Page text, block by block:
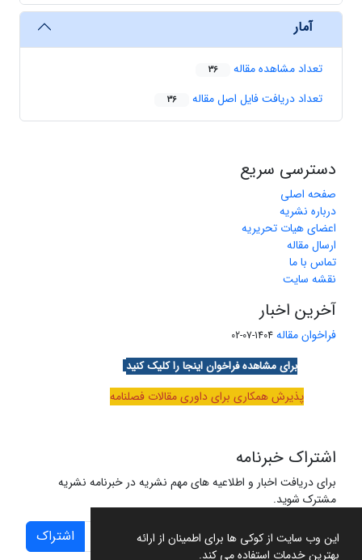
این وب سایت از کوکی ها برای اطمینان از ارائه
بهترین خدمات استفاده می کند.
آمار
تعداد مشاهده مقاله 36
تعداد دریافت فایل اصل مقاله 36
دسترسی سریع
صفحه اصلی
درباره نشریه
اعضای هیات تحریریه
ارسال مقاله
تماس با ما
نقشه سایت
آخرین اخبار
فراخوان مقاله 1404-07-02
برای مشاهده فراخوان اینجا را کلیک کنید
پذیرش همکاری برای داوری مقالات فصلنامه
اشتراک خبرنامه
برای دریافت اخبار و اطلاعیه های مهم نشریه در خبرنامه نشریه
مشترک شوید.
اشتراک